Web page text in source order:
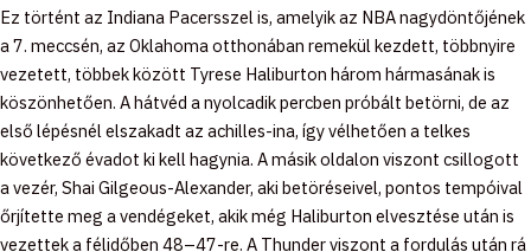
Ez történt az Indiana Pacersszel is, amelyik az NBA nagydöntőjének
a 7. meccsén, az Oklahoma otthonában remekül kezdett, többnyire
vezetett, többek között Tyrese Haliburton három hármasának is
köszönhetően. A hátvéd a nyolcadik percben próbált betörni, de az
első lépésnél elszakadt az achilles-ina, így vélhetően a telkes
következő évadot ki kell hagynia. A másik oldalon viszont csillogott
a vezér, Shai Gilgeous-Alexander, aki betöréseivel, pontos tempóival
őrjítette meg a vendégeket, akik még Haliburton elvesztése után is
vezettek a félidőben 48–47-re. A Thunder viszont a fordulás után rá